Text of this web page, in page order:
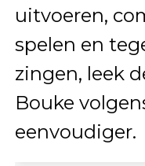
uitvoeren,
spelen en
zingen, leek
Bouke
eenvoudiger.